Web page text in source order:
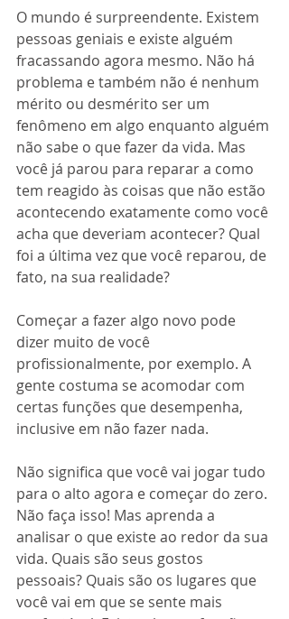
O mundo é surpreendente. Existem
pessoas geniais e existe alguém
fracassando agora mesmo. Não há
problema e também não é nenhum
mérito ou desmérito ser um
fenômeno em algo enquanto alguém
não sabe o que fazer da vida. Mas
você já parou para reparar a como
tem reagido às coisas que não estão
acontecendo exatamente como você
acha que deveriam acontecer? Qual
foi a última vez que você reparou, de
fato, na sua realidade?
Começar a fazer algo novo pode
dizer muito de você
profissionalmente, por exemplo. A
gente costuma se acomodar com
certas funções que desempenha,
inclusive em não fazer nada.
Não significa que você vai jogar tudo
para o alto agora e começar do zero.
Não faça isso! Mas aprenda a
analisar o que existe ao redor da sua
vida. Quais são seus gostos
pessoais? Quais são os lugares que
você vai em que se sente mais